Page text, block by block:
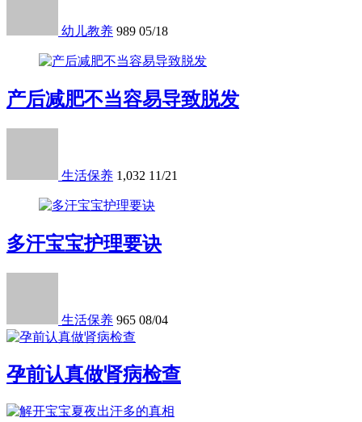
幼儿教养 989 05/18
产后减肥不当容易导致脱发
生活保养 1,032 11/21
多汗宝宝护理要诀
生活保养 965 08/04
孕前认真做肾病检查